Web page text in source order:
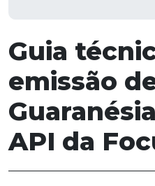
Guia
emissão
API da